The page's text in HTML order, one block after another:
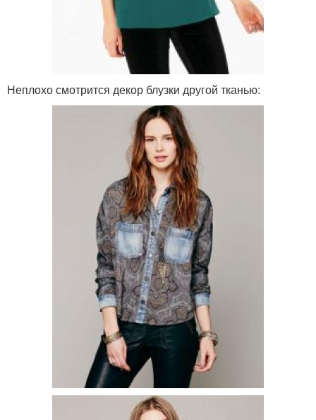
Неплохо смотрится декор блузки другой тканью: